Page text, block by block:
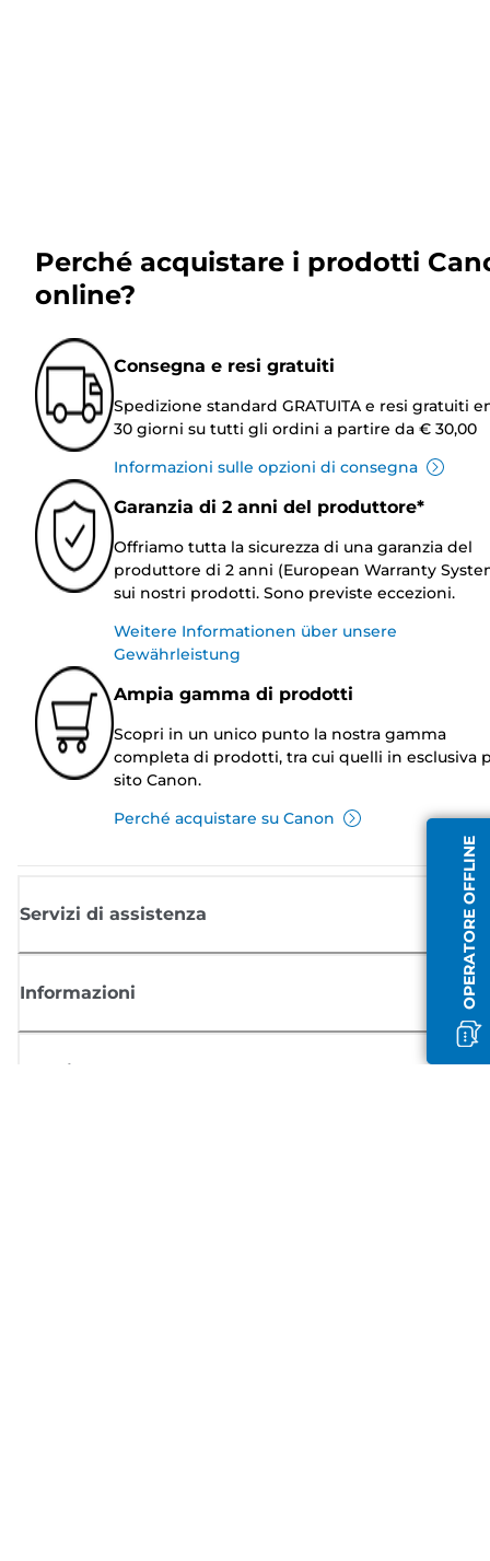
OPERATORE OFFLINE
Perché acquistare i prodotti
online?
Consegna e resi gratuiti
Spedizione standard GRATUITA e resi gratuiti
30 giorni su tutti gli ordini a partire da € 30,00
Informazioni sulle opzioni di consegna
Garanzia di 2 anni del produttore*
Offriamo tutta la sicurezza di una garanzia del
produttore di 2 anni (European Warranty
sui nostri prodotti. Sono previste eccezioni.
Weitere Informationen über unsere
Gewährleistung
Ampia gamma di prodotti
Scopri in un unico punto la nostra gamma
completa di prodotti, tra cui quelli in esclusiva
sito Canon.
Perché acquistare su Canon
Servizi di assistenza
Informazioni
Acquisto